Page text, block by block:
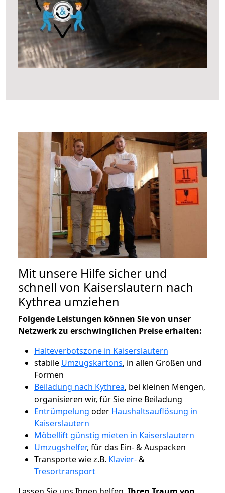
Mit unsere Hilfe sicher und
schnell von Kaiserslautern nach
Kythrea umziehen
Folgende Leistungen können Sie von unser
Netzwerk zu erschwinglichen Preise erhalten:
Halteverbotszone in Kaiserslautern
stabile Umzugskartons, in allen Größen und
Formen
Beiladung nach Kythrea, bei kleinen Mengen,
organisieren wir, für Sie eine Beiladung
Entrümpelung oder Haushaltsauflösung in
Kaiserslautern
Möbellift günstig mieten in Kaiserslautern
Umzugshelfer, für das Ein- & Auspacken
Transporte wie z.B. Klavier-&
Tresortransport